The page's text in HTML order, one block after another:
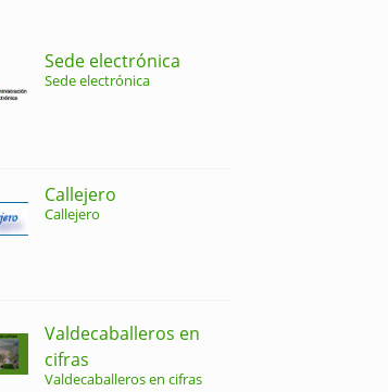
Sede electrónica
Sede electrónica
Callejero
Callejero
Valdecaballeros en
cifras
Valdecaballeros en cifras